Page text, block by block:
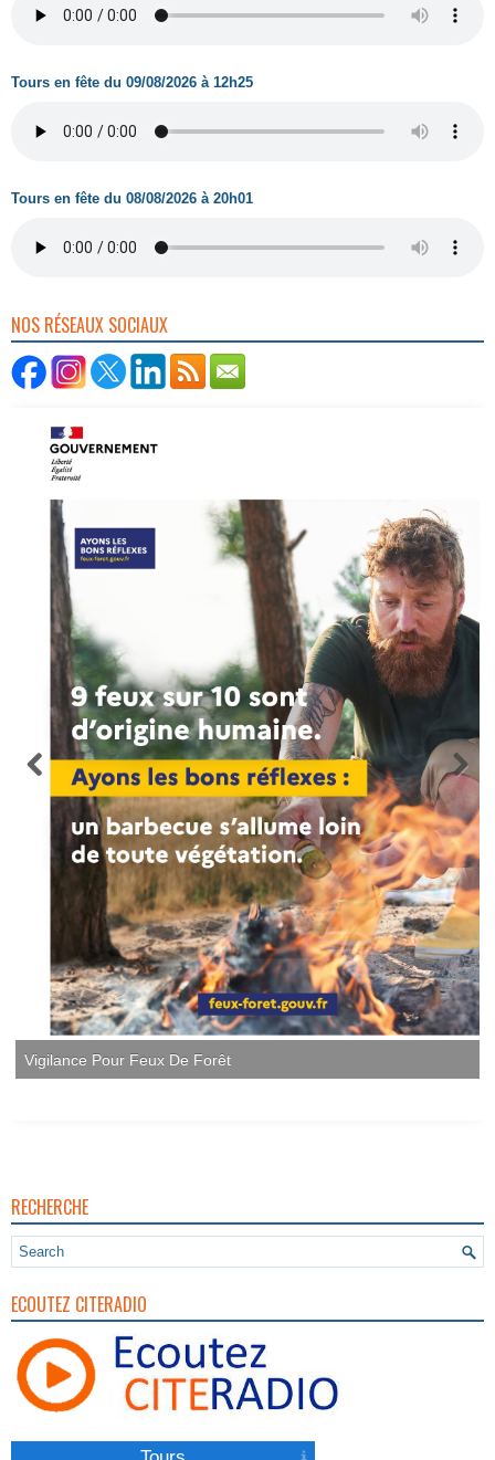
Tours en fête du 09/08/2026 à 12h25
Tours en fête du 08/08/2026 à 20h01
NOS RÉSEAUX SOCIAUX
Vigilance Pour Feux De Forêt
RECHERCHE
ECOUTEZ CITERADIO